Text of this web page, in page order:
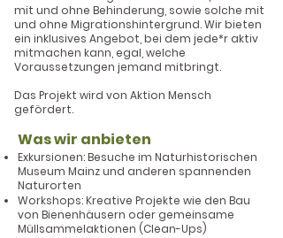
mit und ohne Behinderung, sowie solche mit
und ohne Migrationshintergrund. Wir bieten
ein inklusives Angebot, bei dem jede*r aktiv
mitmachen kann, egal, welche
Voraussetzungen jemand mitbringt.
Das Projekt wird von Aktion Mensch
gefördert.
Was wir anbieten
Exkursionen: Besuche im Naturhistorischen
Museum Mainz und anderen spannenden
Naturorten
Workshops: Kreative Projekte wie den Bau
von Bienenhäusern oder gemeinsame
Müllsammelaktionen (Clean-Ups)